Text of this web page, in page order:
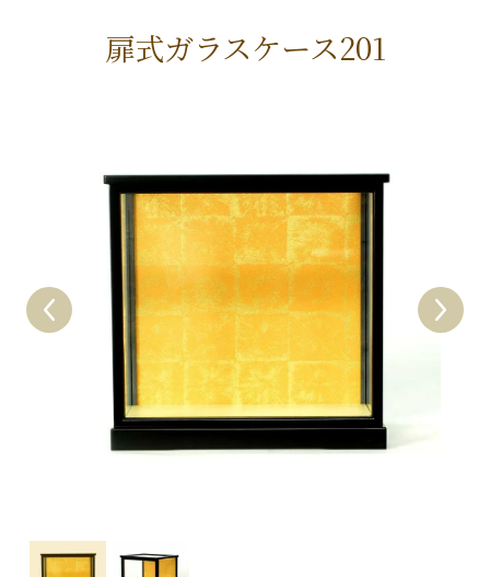
扉式ガラスケース201